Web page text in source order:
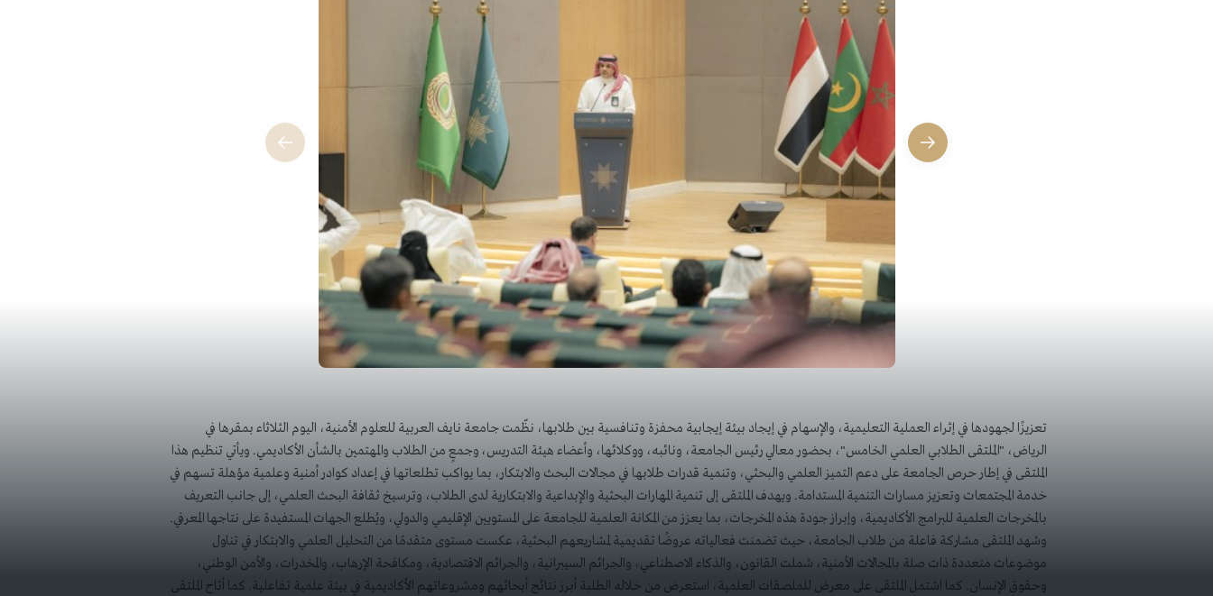
​​​​​تعزيزًا لجهودها في إثراء العملية التعليمية، والإسهام في إيجاد بيئة إيجابية محفزة وتنافسية بين طلابها، نظّمت جامعة نايف العربية للعلوم الأمنية، اليوم الثلاثاء بمقرها في
الرياض، "الملتقى الطلابي العلمي الخامس"، بحضور معالي رئيس الجامعة، ونائبه، ووكلائها، وأعضاء هيئة التدريس، وجمعٍ من الطلاب والمهتمين بالشأن الأكاديمي. ويأتي تنظيم هذا
الملتقى في إطار حرص الجامعة على دعم التميز العلمي والبحثي، وتنمية قدرات طلابها في مجالات البحث والابتكار، بما يواكب تطلعاتها في إعداد كوادر أمنية وعلمية مؤهلة تسهم في
خدمة المجتمعات وتعزيز مسارات التنمية المستدامة. ويهدف الملتقى إلى تنمية المهارات البحثية والإبداعية والابتكارية لدى الطلاب، وترسيخ ثقافة البحث العلمي، إلى جانب التعريف
بالمخرجات العلمية للبرامج الأكاديمية، وإبراز جودة هذه المخرجات، بما يعزز من المكانة العلمية للجامعة على المستويين الإقليمي والدولي، ويُطلع الجهات المستفيدة على نتاجها المعرفي.
وشهد الملتقى مشاركة فاعلة من طلاب الجامعة، حيث تضمنت فعالياته عروضًا تقديمية لمشاريعهم البحثية، عكست مستوى متقدمًا من التحليل العلمي والابتكار في تناول
موضوعات متعددة ذات صلة بالمجالات الأمنية، شملت القانون، والذكاء الاصطناعي، والجرائم السيبرانية، والجرائم الاقتصادية، ومكافحة الإرهاب، والمخدرات، والأمن الوطني،
وحقوق الإنسان. كما اشتمل الملتقى على معرض للملصقات العلمية، استعرض من خلاله الطلبة أبرز نتائج أبحاثهم ومشروعاتهم الأكاديمية في بيئة علمية تفاعلية. كما أتاح الملتقى